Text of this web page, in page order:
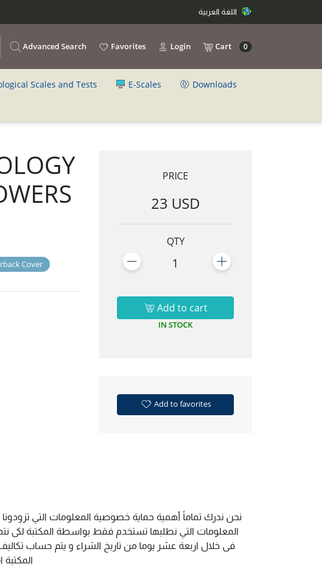
Advanced Search Favorites Login Cart 0
Scales and Tests E-Scales
Downloads
Cover
PRICE
23 USD
QTY
1
Add to cart
IN STOCK
Add to favorites
نحن ندرك تماماً أهمية حماية خصوصية المعلومات التي
المعلومات التي نطلبها تستخدم فقط بواسطة المكتبة لكى
فى خلال اربعة عشر يوما من تاريخ الشراء و يتم حساب